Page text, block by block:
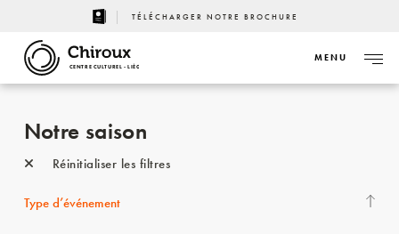
TÉLÉCHARGER NOTRE BROCHURE
CENTRE CULTUREL - LIÈGE
MENU
Notre saison
Réinitialiser les filtres
Type d’événement